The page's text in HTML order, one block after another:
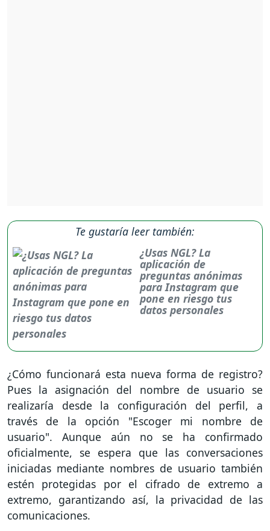
Te gustaría leer también:
¿Usas NGL? La
aplicación de
preguntas anónimas
para Instagram que
pone en riesgo tus
datos personales
¿Cómo funcionará esta nueva forma de registro?
Pues la asignación del nombre de usuario se
realizaría desde la configuración del perfil, a
través de la opción "Escoger mi nombre de
usuario". Aunque aún no se ha confirmado
oficialmente, se espera que las conversaciones
iniciadas mediante nombres de usuario también
estén protegidas por el cifrado de extremo a
extremo, garantizando así, la privacidad de las
comunicaciones.